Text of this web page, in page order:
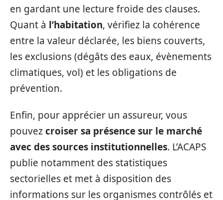
en gardant une lecture froide des clauses.
Quant à l’habitation, vérifiez la cohérence
entre la valeur déclarée, les biens couverts,
les exclusions (dégâts des eaux, évènements
climatiques, vol) et les obligations de
prévention.
Enfin, pour apprécier un assureur, vous
pouvezcroiser sa présence sur le marché
avec des sources institutionnelles. L’ACAPS
publie notamment des statistiques
sectorielles et met à disposition des
informations sur les organismes contrôlés et